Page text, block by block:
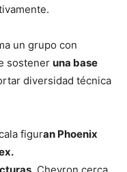
un grupo con
sostener una base
diversidad técnica
figuran Phoenix